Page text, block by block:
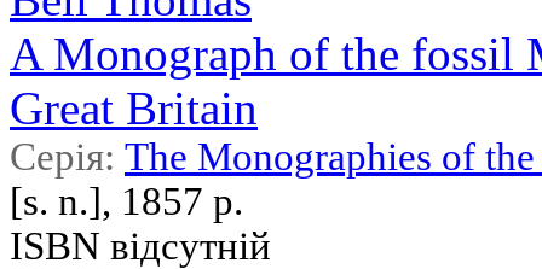
A Monograph of the fossil
Great Britain
Серія: The Monographies of
[s. n.], 1857 р.
ISBN відсутній